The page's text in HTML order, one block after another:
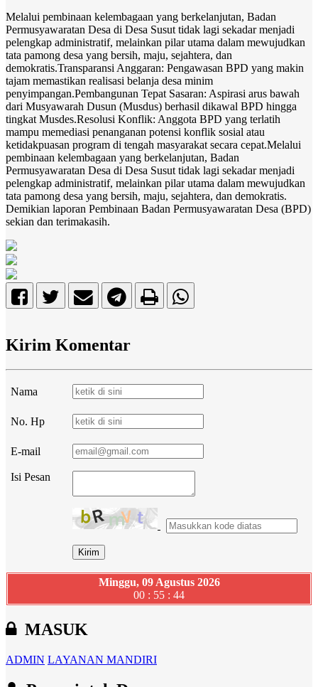
Melalui pembinaan kelembagaan yang berkelanjutan, Badan
Permusyawaratan Desa di Desa Susut tidak lagi sekadar menjadi
pelengkap administratif, melainkan pilar utama dalam mewujudkan
tata pamong desa yang bersih, maju, sejahtera, dan
demokratis.Transparansi Anggaran: Pengawasan BPD yang makin
tajam memastikan realisasi belanja desa minim
penyimpangan.Pembangunan Tepat Sasaran: Aspirasi arus bawah
dari Musyawarah Dusun (Musdus) berhasil dikawal BPD hingga
tingkat Musdes.Resolusi Konflik: Anggota BPD yang terlatih
mampu memediasi penanganan potensi konflik sosial atau
ketidakpuasan program di tengah masyarakat secara cepat.Melalui
pembinaan kelembagaan yang berkelanjutan, Badan
Permusyawaratan Desa di Desa Susut tidak lagi sekadar menjadi
pelengkap administratif, melainkan pilar utama dalam mewujudkan
tata pamong desa yang bersih, maju, sejahtera, dan demokratis.
Demikian laporan Pembinaan Badan Permusyawaratan Desa (BPD)
sekian dan terimakasih.
Kirim Komentar
Nama
No. Hp
E-mail
Isi Pesan
Minggu, 09 Agustus 2026
00 : 55 : 45
MASUK
ADMIN LAYANAN MANDIRI